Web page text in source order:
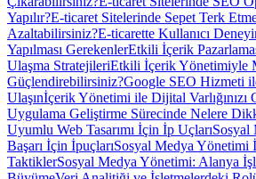
Yapılır?E-ticaret Sitelerinde Sepet Terk Etme
Azaltabilirsiniz?E-ticarette Kullanıcı
Yapılması GerekenlerEtkili İçerik
Ulaşma StratejileriEtkili İçerik Yönetimiyle
Güçlendirebilirsiniz?Google SEO Hizmeti
Ulaşınİçerik Yönetimi ile Dijital Varlığınızı
Uygulama Geliştirme Sürecinde Nelere
Uyumlu Web Tasarımı İçin İp UçlarıSosyal
Başarı İçin İpuçlarıSosyal Medya Yönetimi
TaktiklerSosyal Medya Yönetimi: Alanya